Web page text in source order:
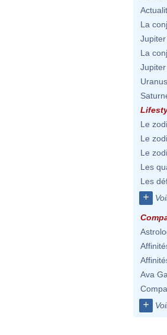
La
La
Le
Le
Le
Les
Les
+
Ava
+